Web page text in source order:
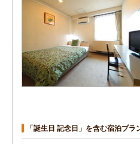
「誕生日 記念日」を含む宿泊プラ